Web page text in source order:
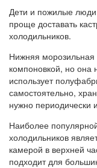
Дети и пожилые люди
проще доставать
холодильников.
Нижняя морозильная
компоновкой, но она
использует
самостоятельно,
нужно периодически
Наиболее
холодильников
камерой в верхней
подходит для